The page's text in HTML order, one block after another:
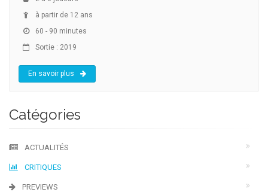
à partir de 12 ans
60 - 90 minutes
Sortie : 2019
En savoir plus
Catégories
ACTUALITÉS
CRITIQUES
PREVIEWS